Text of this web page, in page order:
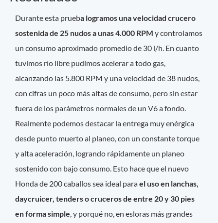
Durante esta prueba logramos una velocidad crucero
sostenida de 25 nudos a unas 4.000 RPM y controlamos
un consumo aproximado promedio de 30 l/h. En cuanto
tuvimos río libre pudimos acelerar a todo gas,
alcanzando las 5.800 RPM y una velocidad de 38 nudos,
con cifras un poco más altas de consumo, pero sin estar
fuera de los parámetros normales de un V6 a fondo.
Realmente podemos destacar la entrega muy enérgica
desde punto muerto al planeo, con un constante torque
y alta aceleración, logrando rápidamente un planeo
sostenido con bajo consumo. Esto hace que el nuevo
Honda de 200 caballos sea ideal parael uso en lanchas,
daycruicer, tenders o cruceros de entre 20 y 30 pies
en forma simple, y porqué no, en esloras más grandes